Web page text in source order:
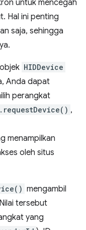
untuk mencegah
Hal ini penting
saja, sehingga
HIDDevice
Anda dapat
perangkat
,
menampilkan
oleh situs
mengambil
tersebut
yang